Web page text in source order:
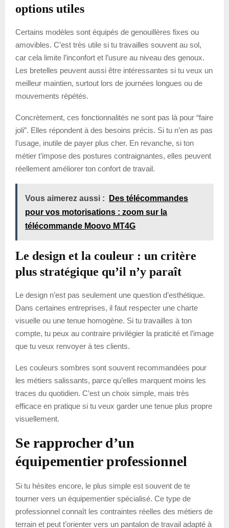
options utiles
Certains modèles sont équipés de genouillères fixes ou
amovibles. C’est très utile si tu travailles souvent au sol,
car cela limite l’inconfort et l’usure au niveau des genoux.
Les bretelles peuvent aussi être intéressantes si tu veux un
meilleur maintien, surtout lors de journées longues ou de
mouvements répétés.
Concrètement, ces fonctionnalités ne sont pas là pour “faire
joli”. Elles répondent à des besoins précis. Si tu n’en as pas
l’usage, inutile de payer plus cher. En revanche, si ton
métier t’impose des postures contraignantes, elles peuvent
réellement améliorer ton confort de travail.
Vous aimerez aussi :
Des télécommandes
pour vos motorisations : zoom sur la
télécommande Moovo MT4G
Le design et la couleur : un critère
plus stratégique qu’il n’y paraît
Le design n’est pas seulement une question d’esthétique.
Dans certaines entreprises, il faut respecter une charte
visuelle ou une tenue homogène. Si tu travailles à ton
compte, tu peux au contraire privilégier la praticité et l’image
que tu veux renvoyer à tes clients.
Les couleurs sombres sont souvent recommandées pour
les métiers salissants, parce qu’elles marquent moins les
traces du quotidien. C’est un choix simple, mais très
efficace en pratique si tu veux garder une tenue plus propre
visuellement.
Se rapprocher d’un
équipementier professionnel
Si tu hésites encore, le plus simple est souvent de te
tourner vers un équipementier spécialisé. Ce type de
professionnel connaît les contraintes réelles des métiers de
terrain et peut t’orienter vers un pantalon de travail adapté à